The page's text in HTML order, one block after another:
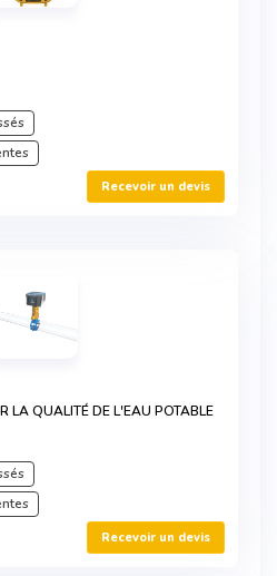
Recevoir un devis
LA QUALITÉ DE L'EAU POTABLE
Recevoir un devis